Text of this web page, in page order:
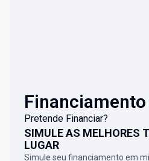
Pretende Financiar?
SIMULE AS MELHORES
LUGAR
Simule seu financiamento em